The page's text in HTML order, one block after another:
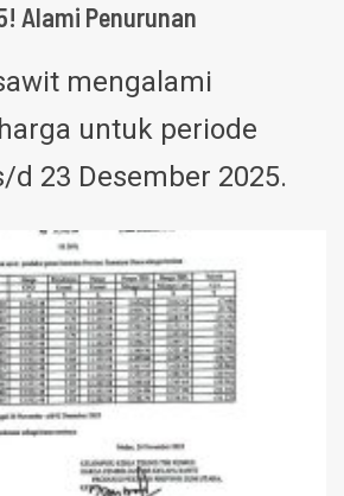
Alami Penurunan
mengalami
untuk periode
d 23 Desember 2025.